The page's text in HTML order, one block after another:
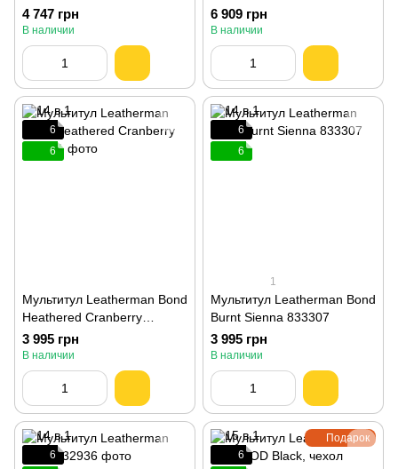
4 747 грн
В наличии
чехол 832524
6 909 грн
В наличии
6
6
Мультитул Leatherman Bond
Heathered Cranberry
833311
3 995 грн
В наличии
6
6
1
Мультитул Leatherman Bond
Burnt Sienna 833307
3 995 грн
В наличии
6
Подарок
6